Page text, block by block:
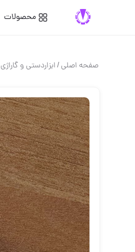
محصولات
صفحه اصلی/ابزاردستی و گاراژی